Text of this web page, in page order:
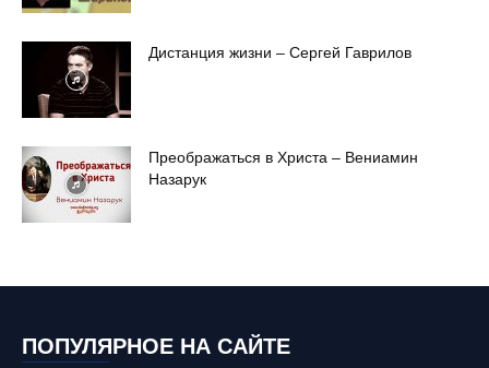
Дистанция жизни – Сергей Гаврилов
Преображаться в Христа – Вениамин
Назарук
ПОПУЛЯРНОЕ НА САЙТЕ